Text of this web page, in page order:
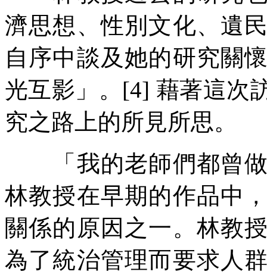
濟思想、性別文化、遺
自序中談及她的研究關
光互影」。[4] 藉著這次
究之路上的所見所思。
「我的老師們都曾做
林教授在早期的作品中
關係的原因之一。林教
為了統治管理而要求人